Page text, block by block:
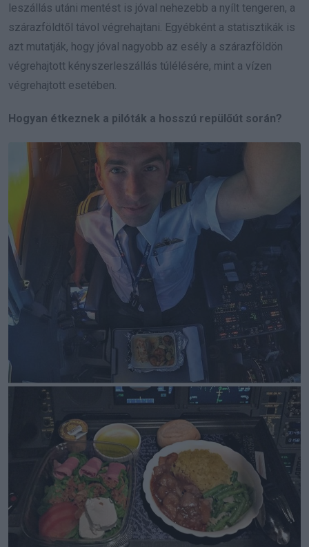
leszállás utáni mentést is jóval nehezebb a nyílt tengeren, a
szárazföldtől távol végrehajtani. Egyébként a statisztikák is
azt mutatják, hogy jóval nagyobb az esély a szárazföldön
végrehajtott kényszerleszállás túlélésére, mint a vízen
végrehajtott esetében.
Hogyan étkeznek a pilóták a hosszú repülőút során?